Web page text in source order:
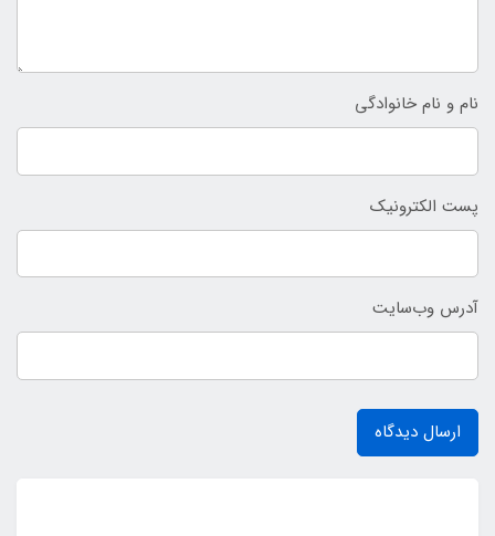
نام و نام خانوادگی
پست الکترونیک
آدرس وب‌سایت
ارسال دیدگاه